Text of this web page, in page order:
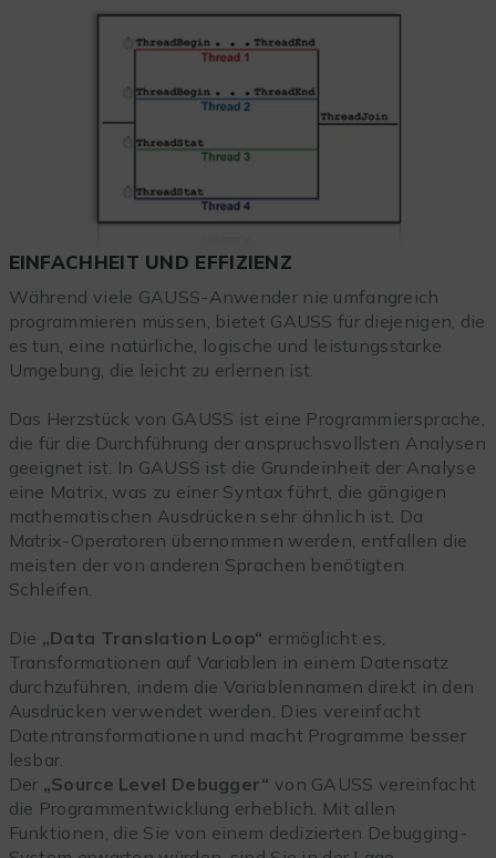
EINFACHHEIT UND EFFIZIENZ
Während viele GAUSS-Anwender nie umfangreich
programmieren müssen, bietet GAUSS für diejenigen, die
es tun, eine natürliche, logische und leistungsstarke
Umgebung, die leicht zu erlernen ist.
Das Herzstück von GAUSS ist eine Programmiersprache,
die für die Durchführung der anspruchsvollsten Analysen
geeignet ist. In GAUSS ist die Grundeinheit der Analyse
eine Matrix, was zu einer Syntax führt, die gängigen
mathematischen Ausdrücken sehr ähnlich ist. Da
Matrix-Operatoren übernommen werden, entfallen die
meisten der von anderen Sprachen benötigten
Schleifen.
Die „Data Translation Loop“ ermöglicht es,
Transformationen auf Variablen in einem Datensatz
durchzuführen, indem die Variablennamen direkt in den
Ausdrücken verwendet werden. Dies vereinfacht
Datentransformationen und macht Programme besser
lesbar.
Der „Source Level Debugger“ von GAUSS vereinfacht
die Programmentwicklung erheblich. Mit allen
Funktionen, die Sie von einem dedizierten Debugging-